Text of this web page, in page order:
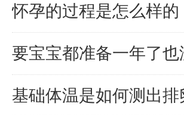
怀孕的过程是怎么样的
要宝宝都准备一年了
基础体温是如何测出排